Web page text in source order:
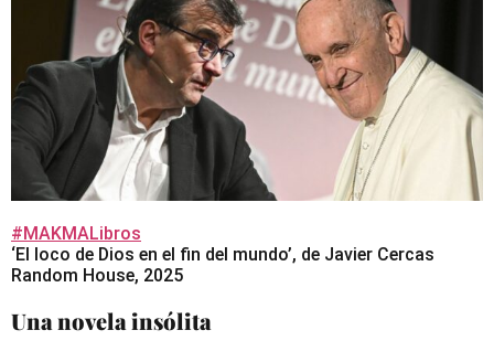
#MAKMALibros
‘El loco de Dios en el fin del mundo’, de Javier Cercas
Random House, 2025
Una novela insólita